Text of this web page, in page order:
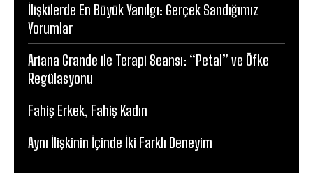
İlişkilerde En Büyük Yanılgı: Gerçek Sandığımız
Yorumlar
Ariana Grande ile Terapi Seansı: “Petal” ve Öfke
Regülasyonu
Fahiş Erkek, Fahiş Kadın
Aynı İlişkinin İçinde İki Farklı Deneyim